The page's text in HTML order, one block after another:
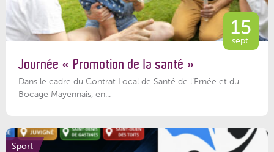
15
sept.
Journée « Promotion de la santé »
Dans le cadre du Contrat Local de Santé de l’Ernée et du
Bocage Mayennais, en...
Sport